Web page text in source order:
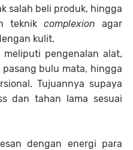
salah beli produk, hingga
teknik complexion agar
kulit.
pengenalan alat,
bulu mata, hingga
Tujuannya supaya
dan tahan lama sesuai
dengan energi para